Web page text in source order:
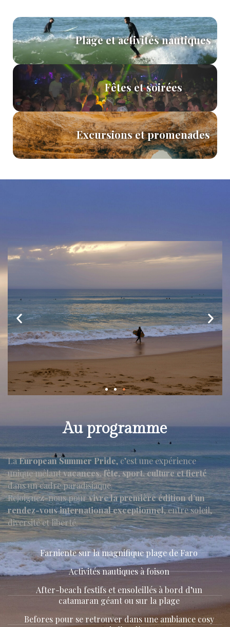
Plage et activités nautiques
Fêtes et soirées
Excursions et promenades
Au programme
LaEuropean Summer Pride, c’est une expérience
unique mêlantvacances, fête, sport, culture et fierté
dans un cadre paradisiaque.
Rejoignez-nous pourvivre la première édition d’un
rendez-vous international exceptionnel, entre soleil,
diversité et liberté.
Farniente sur la magnifique plage de Faro
Activités nautiques à foison
After-beach festifs et ensoleillés à bord d’un
catamaran géant ou sur la plage
Befores pour se retrouver dans une ambiance cosy